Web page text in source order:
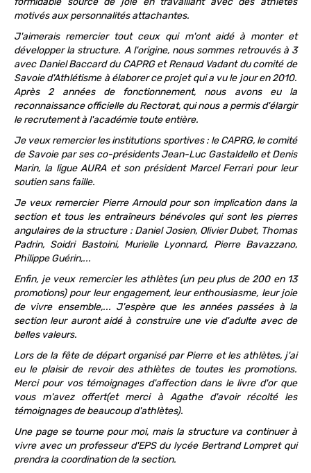
motivés aux personnalités attachantes.
J'aimerais remercier tout ceux qui m'ont aidé à monter et
développer la structure. A l'origine, nous sommes retrouvés à 3
avec Daniel Baccard du CAPRG et Renaud Vadant du comité de
Savoie d'Athlétisme à élaborer ce projet qui a vu le jour en 2010.
Après 2 années de fonctionnement, nous avons eu la
reconnaissance officielle du Rectorat, qui nous a permis d'élargir
le recrutement à l'académie toute entière.
Je veux remercier les institutions sportives : le CAPRG, le comité
de Savoie par ses co-présidents Jean-Luc Gastaldello et Denis
Marin, la ligue AURA et son président Marcel Ferrari pour leur
soutien sans faille.
Je veux remercier Pierre Arnould pour son implication dans la
section et tous les entraîneurs bénévoles qui sont les pierres
angulaires de la structure : Daniel Josien, Olivier Dubet, Thomas
Padrin, Soidri Bastoini, Murielle Lyonnard, Pierre Bavazzano,
Philippe Guérin,...
Enfin, je veux remercier les athlètes (un peu plus de 200 en 13
promotions) pour leur engagement, leur enthousiasme, leur joie
de vivre ensemble,... J'espère que les années passées à la
section leur auront aidé à construire une vie d'adulte avec de
belles valeurs.
Lors de la fête de départ organisé par Pierre et les athlètes, j'ai
eu le plaisir de revoir des athlètes de toutes les promotions.
Merci pour vos témoignages d'affection dans le livre d'or que
vous m'avez offert(et merci à Agathe d'avoir récolté les
témoignages de beaucoup d'athlètes).
Une page se tourne pour moi, mais la structure va continuer à
vivre avec un professeur d'EPS du lycée Bertrand Lompret qui
prendra la coordination de la section.